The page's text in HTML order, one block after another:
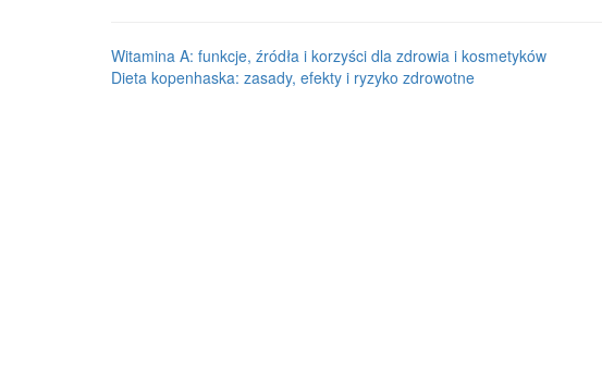
Witamina A: funkcje, źródła i korzyści dla zdrowia i kosmetyków
Dieta kopenhaska: zasady, efekty i ryzyko zdrowotne